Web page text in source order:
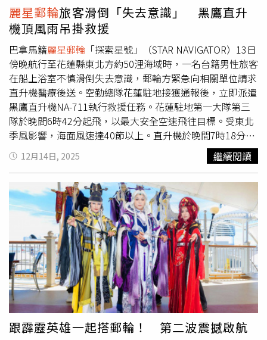
景色，秉承日式款待精神，推出期間限定「花見物語」春夏
重箱下午茶，從視覺到風味，每一口都喚起春天的柔軟與輕
盈。本次的午後饗宴以櫻花盛開景象為主軸，帶來創意的甜
鹹搭配新體驗，主題甜點「巧克力櫻花樹」以法芙娜巧克力
精緻塑形，搭配櫻花蛋糕的柔和香氣，帶出賞櫻的浪漫情
懷。其中最為吸睛的還有「繡球堅果塔」，因應繡球花季
節，以堅果與杏仁餡為基底，搭配晶瑩剔透的日本琥珀糖點
綴，映襯出繡球花的立體與細膩，為整體甜點盤增添視覺亮
點與層次。鹹食同樣細膩鋪陳，點心坊主廚特別以「和牛御
飯糰」及「波士頓龍蝦堡」海陸搭配的形式，展現食材之間
的層次對話與風味平衡。「花見物語」春夏重箱下午茶以頂
級法芙娜巧克力手工打造的「巧克力櫻花樹」，彷彿置身櫻
花樹下，感受花瓣輕落的愜意片刻。（圖／The Ukai Taipei
提供）「花見物語」春夏重箱下午茶，將日本櫻花季的詩意
轉化為可被品味的午後時光，每套售價1,500元+10%，即使
不在日本，也能於城市高空中，感受櫻花樹下的優雅片刻，
為春夏留下難忘的味覺記憶。
麗星郵輪旅客滑倒「失去意識」 黑鷹直升
機頂風雨吊掛救援
巴拿馬籍麗星郵輪 「探索星號」（STAR NAVIGATOR）13日
傍晚航行至花蓮縣東北方約50浬海域時，一名台籍男性旅客
在船上浴室不慎滑倒失去意識，郵輪方緊急向相關單位請求
直升機醫療後送。空勤總隊花蓮駐地接獲通報後，立即派遣
黑鷹直升機NA-711執行救援任務。花蓮駐地第一大隊第三
隊於晚間6時42分起飛，以最大安全空速飛往目標。受東北
季風影響，海面風速達40節以上。直升機於晚間7時18分抵
達目標區時，發現郵輪正航行於500呎以下的雨區內，天候
條件惡劣。經機組人員進行風險評估後，決定採取擔架吊掛
方式執行救援。由於郵輪甲板兩側搭設帳棚，直升機先於後
方實施高低空偵察確認吊掛位置，隨後在強風與降雨中成功
將傷患固定並吊掛上機。直升機隨即返航花蓮，於晚間8時4
分降落花蓮機場，並由花蓮縣消防局救護車接駁，將患者送
往醫院治療。
12月14日, 2025 繼續閱讀
跟霹靂英雄一起搭郵輪！ 第二波震撼啟航